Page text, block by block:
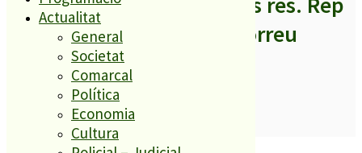
Actualitat
General
Societat
Comarcal
Política
Economia
Cultura
els titulars al teu correu
SUBSCRIURE’M